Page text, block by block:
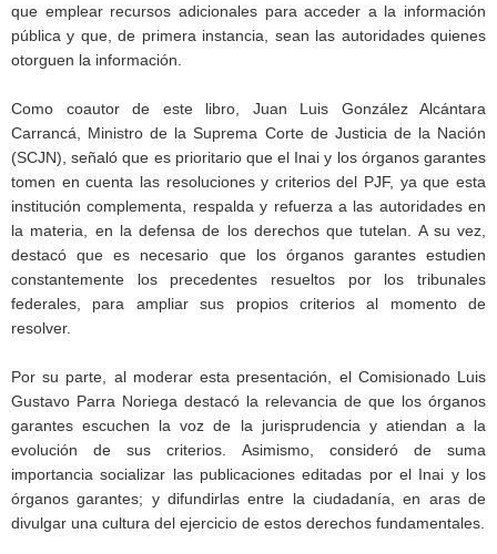
que emplear recursos adicionales para acceder a la información
pública y que, de primera instancia, sean las autoridades quienes
otorguen la información.
Como coautor de este libro, Juan Luis González Alcántara
Carrancá, Ministro de la Suprema Corte de Justicia de la Nación
(SCJN), señaló que es prioritario que el Inai y los órganos garantes
tomen en cuenta las resoluciones y criterios del PJF, ya que esta
institución complementa, respalda y refuerza a las autoridades en
la materia, en la defensa de los derechos que tutelan. A su vez,
destacó que es necesario que los órganos garantes estudien
constantemente los precedentes resueltos por los tribunales
federales, para ampliar sus propios criterios al momento de
resolver.
Por su parte, al moderar esta presentación, el Comisionado Luis
Gustavo Parra Noriega destacó la relevancia de que los órganos
garantes escuchen la voz de la jurisprudencia y atiendan a la
evolución de sus criterios. Asimismo, consideró de suma
importancia socializar las publicaciones editadas por el Inai y los
órganos garantes; y difundirlas entre la ciudadanía, en aras de
divulgar una cultura del ejercicio de estos derechos fundamentales.